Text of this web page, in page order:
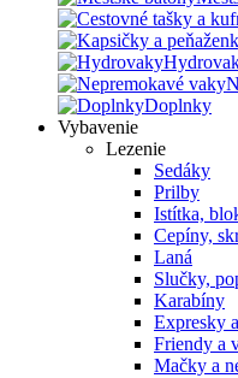
Doplnky
Vybavenie
Lezenie
Sedáky
Prilby
Istítka,
Cepíny,
Laná
Slučky,
Karabíny
Expresky
Friendy a
Mačky a